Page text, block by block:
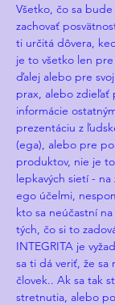
Všetko, čo sa
zachovať
ti určitá dôvera,
je to všetko len
ďalej alebo pre
prax, alebo zdieľať
informácie
prezentáciu z
(ega), alebo pre
produktov, nie je
lepkavých sietí - na
ego účelmi,
kto sa neúčastní
tých, čo si to
INTEGRITA je
sa ti dá veriť, že sa
človek.. Ak sa tak
stretnutia, alebo